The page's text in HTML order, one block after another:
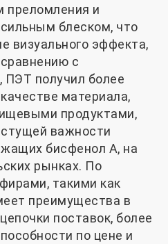
преломления и
блеском, что
визуального эффекта,
с
ПЭТ получил более
материала,
продуктами,
важности
бисфенол А, на
рынках. По
такими как
преимущества в
поставок, более
по цене и